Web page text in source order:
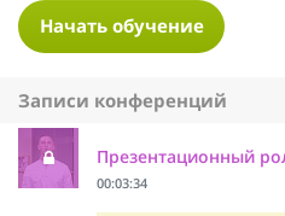
Начать обучение
Записи конференций
Презентационный
00:03:34